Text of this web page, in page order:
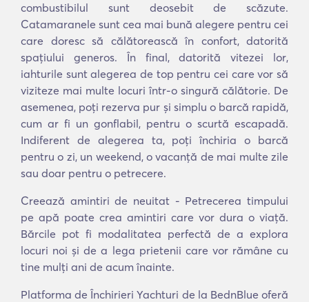
combustibilul sunt deosebit de scăzute.
Catamaranele sunt cea mai bună alegere pentru cei
care doresc să călătorească în confort, datorită
spațiului generos. În final, datorită vitezei lor,
iahturile sunt alegerea de top pentru cei care vor să
viziteze mai multe locuri într-o singură călătorie. De
asemenea, poți rezerva pur și simplu o barcă rapidă,
cum ar fi un gonflabil, pentru o scurtă escapadă.
Indiferent de alegerea ta, poți închiria o barcă
pentru o zi, un weekend, o vacanță de mai multe zile
sau doar pentru o petrecere.
Creează amintiri de neuitat - Petrecerea timpului
pe apă poate crea amintiri care vor dura o viață.
Bărcile pot fi modalitatea perfectă de a explora
locuri noi și de a lega prietenii care vor rămâne cu
tine mulți ani de acum înainte.
Platforma de Închirieri Yachturi de la BednBlue oferă